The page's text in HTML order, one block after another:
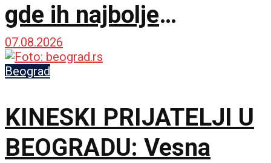
gde ih najbolje
posmatrati
07.08.2026
Beograd
KINESKI PRIJATELJI U
BEOGRADU: Vesna